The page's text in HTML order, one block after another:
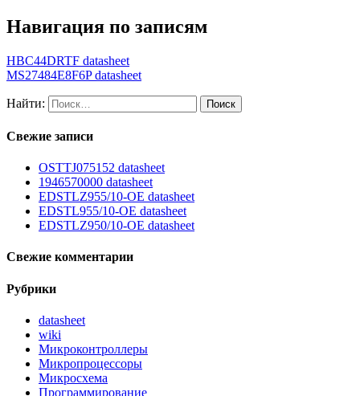
Навигация по записям
HBC44DRTF datasheet
MS27484E8F6P datasheet
Найти:
Свежие записи
OSTTJ075152 datasheet
1946570000 datasheet
EDSTLZ955/10-OE datasheet
EDSTL955/10-OE datasheet
EDSTLZ950/10-OE datasheet
Свежие комментарии
Рубрики
datasheet
wiki
Микроконтроллеры
Микропроцессоры
Микросхема
Программирование